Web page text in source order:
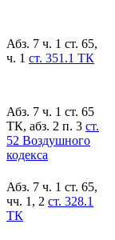
Абз. 7 ч. 1 ст. 65,
ч. 1 ст. 351.1 ТК
Абз. 7 ч. 1 ст. 65
ТК, абз. 2 п. 3 ст.
52 Воздушного
кодекса
Абз. 7 ч. 1 ст. 65,
чч. 1, 2 ст. 328.1
ТК